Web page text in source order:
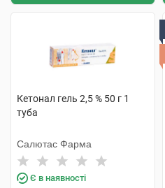
Кетонал гель 2,5 % 50 г 1
туба
Салютас Фарма
Є в наявності